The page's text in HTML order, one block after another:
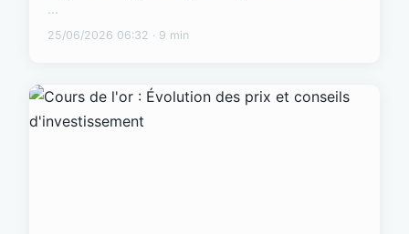
...
25/06/2026 06:32 · 9 min